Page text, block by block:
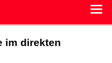
im direkten